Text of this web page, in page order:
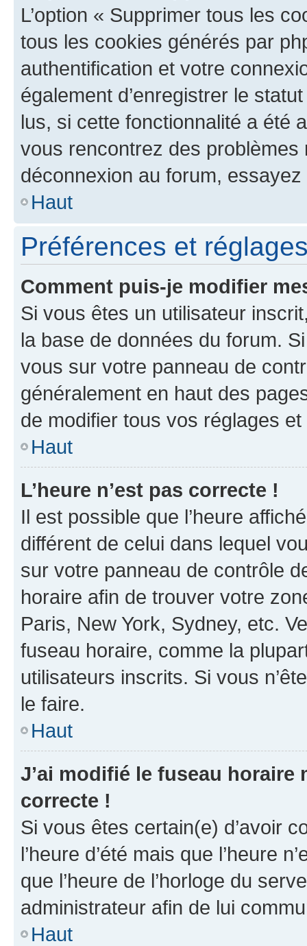
L’option « Supprimer tous les
tous les cookies générés par
authentification et votre
également d’enregistrer le
lus, si cette fonctionnalité a été
vous rencontrez des
déconnexion au forum,
Haut
Préférences et
Comment puis-je modifier
Si vous êtes un utilisateur
la base de données du forum.
vous sur votre panneau de
généralement en haut des
de modifier tous vos réglages
Haut
L’heure n’est pas correcte !
Il est possible que l’heure
différent de celui dans lequel
sur votre panneau de contrôle
horaire afin de trouver votre
Paris, New York, Sydney, etc.
fuseau horaire, comme la
utilisateurs inscrits. Si vous
le faire.
Haut
J’ai modifié le fuseau horaire
correcte !
Si vous êtes certain(e) d’avoir
l’heure d’été mais que l’heure
que l’heure de l’horloge du
administrateur afin de lui
Haut